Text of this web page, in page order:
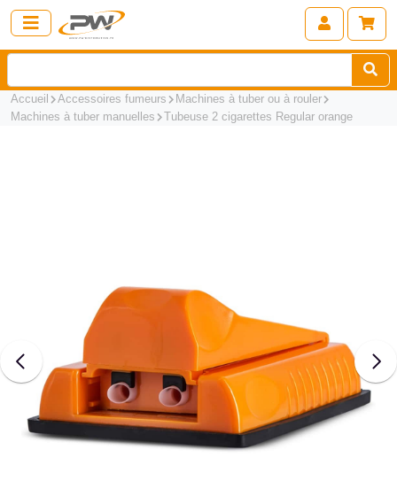
Accueil Accessoires fumeurs
Machines à tuber ou à rouler
Machines à tuber manuelles
Tubeuse 2 cigarettes Regular orange